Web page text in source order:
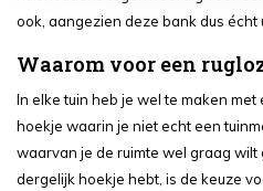
ook, aangezien deze bank dus écht
Waarom voor een
In elke tuin heb je wel te maken
hoekje waarin je niet echt een
waarvan je de ruimte wel graag wilt
dergelijk hoekje hebt, is de keuze